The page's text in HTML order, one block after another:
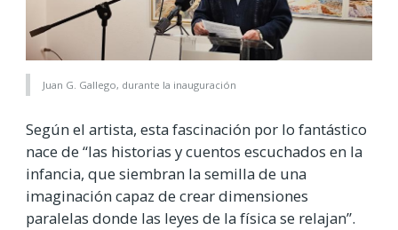
Juan G. Gallego, durante la inauguración
Según el artista, esta fascinación por lo fantástico
nace de “las historias y cuentos escuchados en la
infancia, que siembran la semilla de una
imaginación capaz de crear dimensiones
paralelas donde las leyes de la física se relajan”.